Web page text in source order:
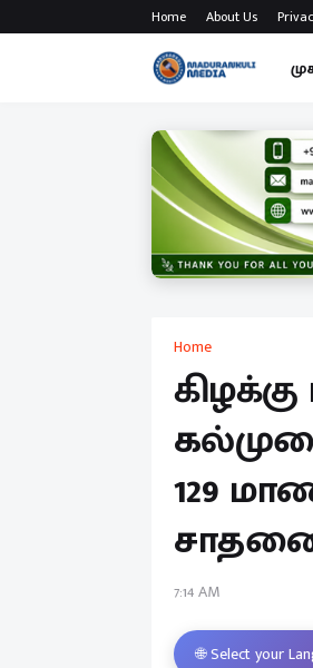
Home About Us
Home
129
7:14 AM
🌐 Select your